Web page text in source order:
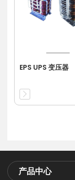
EPS UPS 变压器
产品中心